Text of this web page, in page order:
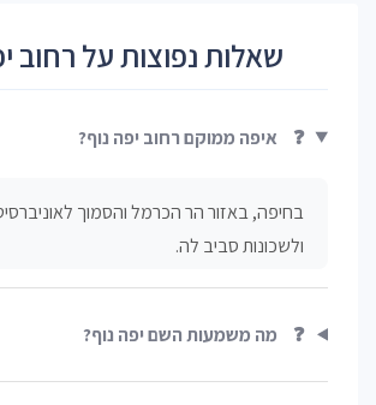
שאלות נפוצות על רחוב
❓ איפה ממוקם רחוב יפה נוף?
בחיפה, באזור הר הכרמל והסמוך
ולשכונות סביב לה.
❓ מה משמעות השם יפה נוף?